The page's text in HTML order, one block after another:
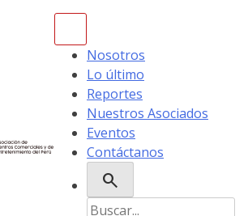
Nosotros
Lo último
Reportes
Nuestros Asociados
Eventos
Contáctanos
search
Buscar: